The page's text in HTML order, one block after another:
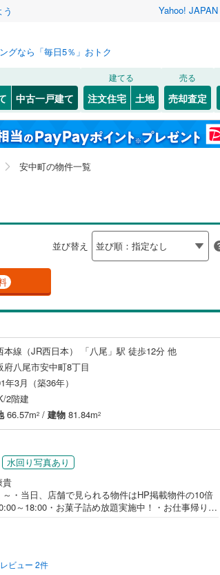
Yahoo! JAPAN
グなら「毎日5％」おトク
中古一戸建て
建てる
注文住宅 土地
売る
売却査定
安中町の物件一覧
並び替え
本線（JR西日本） 「八尾」駅 徒歩12分 他
府八尾市安中町8丁目
年3月（築36年）
2階建
66.57m2 / 建物 81.84m2
水回り写真あり
貴
・当日、店舗で見られる物件はHP掲載物件の10倍
～18:00・お菓子詰め放題実施中！・お仕事帰り
OK！・お出かけついでにお立ち寄りください----*--
ております・ハウスフリーダムは【東証スタンダー
請負工事まで承っております・当日にご見学頂け
数あります・お客様のライフプランに沿った物件
ビュー 2件
宮城 秋田 山形
埼玉 千葉
三重
岡山 広島 山口
愛媛 高知
長崎
条件で検索する
福島区(13)
東淀川区(68)
北区(
城東区(37)
天王寺区(20)
中区(64)
南区(
豊中市(58)
泉大津市
八尾市(61)
条件で検索する
青山町(1)
太田(1)
上尾町
神宮寺(2)
高砂町(1)
緑ヶ丘(2)
南本町
安中町(
教興寺
この条件で検索する
関西本線（JR西日本） (1)
福知山線(0)
関西空港線 (0)
東海道新幹線
OsakaMetro四つ橋線(0)
OsakaMetro堺筋線(0 )
近鉄長野線(0)
近鉄西信貴ケーブル(0)
京阪中之島線
阪急神戸本線
阪神本線
南海高野線
南海空港線(0)
条件で検索するこの条件で検索する
ム
築古・築30年以上（1）
ビルトインガレージ（0）
防犯カメラ（ 0）
平屋・1階建て（0）
0）
角地（0）
この条件で検索する
検索条件を保存しました
着物件通知は、 マイページから設定できます。
保存した条件を見る
大阪府、八尾市、安中町
検索条件を保存する
マイページ
お気に入りリストを見る
閉じる
お気に入りリストを見る
閉じる